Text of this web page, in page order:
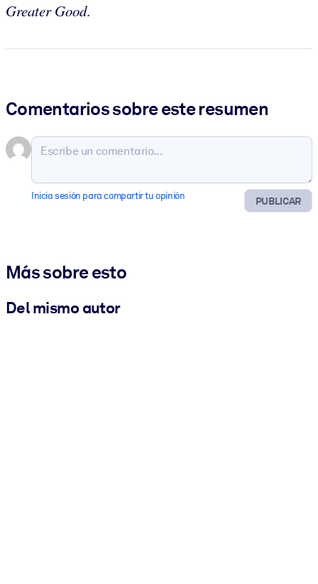
Greater Good.
Comentarios sobre este resumen
PUBLICAR
Inicia sesión para compartir tu opinión
Más sobre esto
Del mismo autor